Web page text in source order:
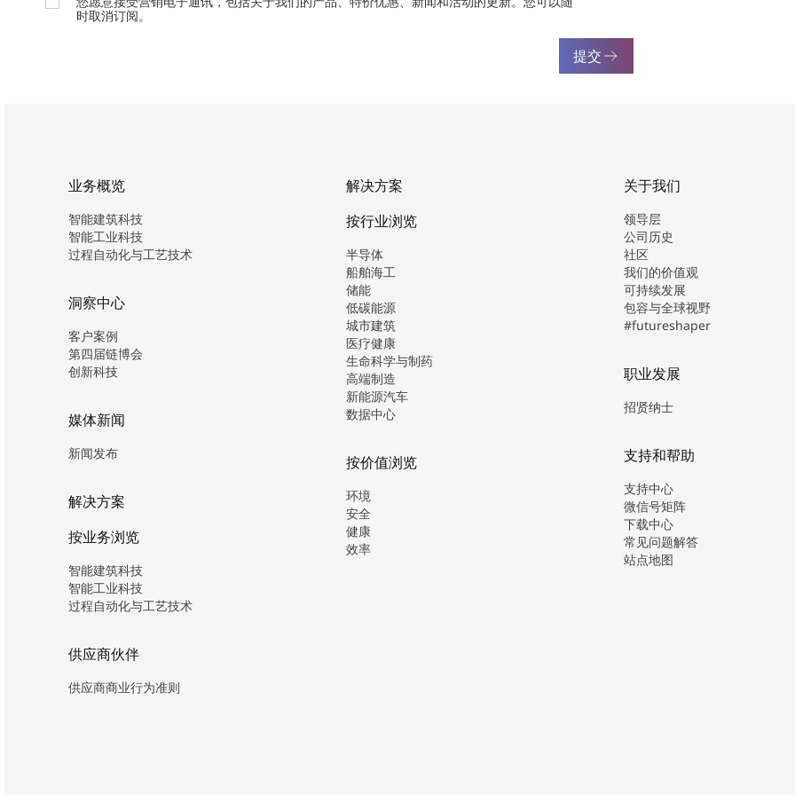
时取消订阅。
提交
业务概览
智能建筑科技
智能工业科技
过程自动化与工艺技术
洞察中心
客户案例
第四届链博会
创新科技
媒体新闻
新闻发布
解决方案
按业务浏览
智能建筑科技
智能工业科技
过程自动化与工艺技术
供应商伙伴
供应商商业行为准则
解决方案
按行业浏览
半导体
船舶海工
储能
低碳能源
城市建筑
医疗健康
生命科学与制药
高端制造
新能源汽车
数据中心
按价值浏览
环境
安全
健康
效率
关于我们
领导层
公司历史
社区
我们的价值观
可持续发展
包容与全球视野
#futureshaper
职业发展
招贤纳士
支持和帮助
支持中心
微信号矩阵
下载中心
常见问题解答
站点地图